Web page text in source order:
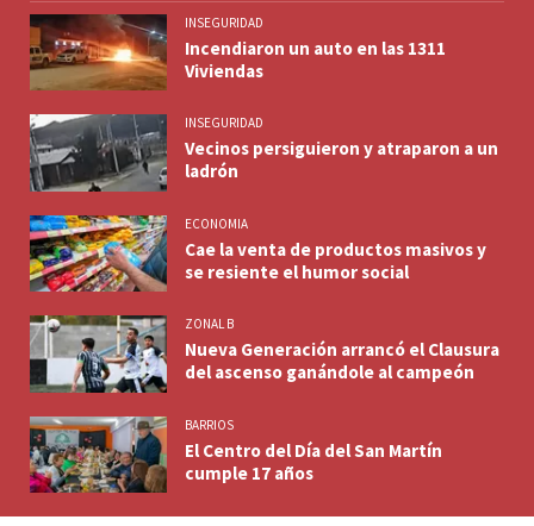
INSEGURIDAD
Incendiaron un auto en las 1311
Viviendas
INSEGURIDAD
Vecinos persiguieron y atraparon a un
ladrón
ECONOMIA
Cae la venta de productos masivos y
se resiente el humor social
ZONAL B
Nueva Generación arrancó el Clausura
del ascenso ganándole al campeón
BARRIOS
El Centro del Día del San Martín
cumple 17 años